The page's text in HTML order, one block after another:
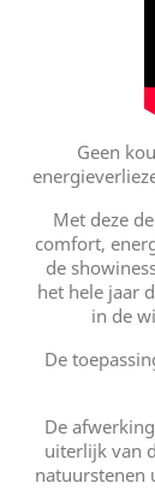
Geen
Met deze
comfort,
de
het hele jaar
in de
De
De
uiterlijk van
natuurstenen